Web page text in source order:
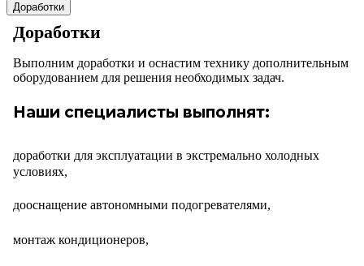
Доработки
Доработки
Выполним доработки и оснастим технику дополнительным
оборудованием для решения необходимых задач.
Наши специалисты выполнят:
доработки для эксплуатации в экстремально холодных
условиях,
дооснащение автономными подогревателями,
монтаж кондиционеров,